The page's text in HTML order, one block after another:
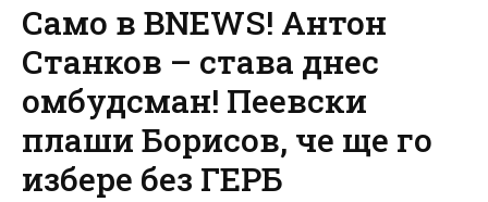
Само в BNEWS! Антон
Станков – става днес
омбудсман! Пеевски
плаши Борисов, че ще го
избере без ГЕРБ